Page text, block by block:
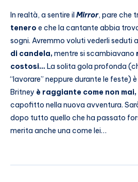
In realtà, a sentire ilMirror, pare che
tenero e che la cantante abbia
sogni. Avremmo voluti vederli seduti
di candela,mentre si scambiavano
costosi… La solita gola profonda
“lavorare” neppure durante le feste)
Britney è raggiante come non mai,
capofitto nella nuova avventura.
dopo tutto quello che ha passato
merita anche una come lei…